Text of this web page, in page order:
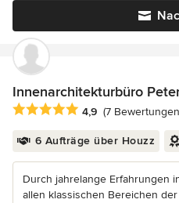
Innenarchitekturbüro
Durchschnittliche Bewertung:
4,9 (7
6 Aufträge über Houzz
Durch jahrelange Erfahrungen
allen klassischen Bereichen